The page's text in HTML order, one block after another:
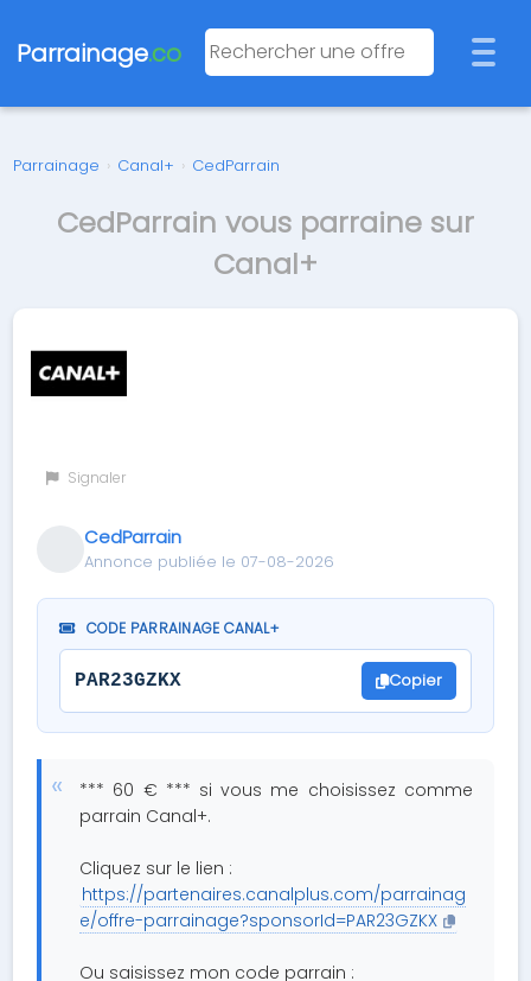
Parrainage.co
Parrainage › Canal+ › CedParrain
CedParrain vous parraine sur
Canal+
Signaler
CedParrain
Annonce publiée le 07-08-2026
CODE PARRAINAGE CANAL+
PAR23GZKX Copier
*** 60 € *** si vous me choisissez comme
parrain Canal+.
Cliquez sur le lien :
https://partenaires.canalplus.com/parrainag
e/offre-parrainage?sponsorId=PAR23GZKX
Ou saisissez mon code parrain :